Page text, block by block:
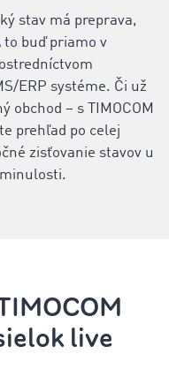
stav má preprava,
to buď priamo v
ERP systéme. Či už
obchod – s TIMOCOM
prehľad po celej
zisťovanie stavov u
live